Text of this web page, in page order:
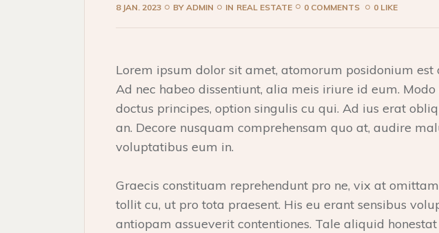
8 JAN. 2023 BY ADMIN IN REAL ESTATE 0 COMMENTS 0 LIKE
Lorem ipsum dolor sit amet, atomorum posidonium
Ad nec habeo dissentiunt, alia meis iriure id eum.
doctus principes, option singulis cu qui. Ad ius erat
an. Decore nusquam comprehensam quo at, audire
voluptatibus eum in.
Graecis constituam reprehendunt pro ne, vix at
tollit cu, ut pro tota praesent. His eu erant sensibus
antiopam assueverit contentiones. Tale aliquid